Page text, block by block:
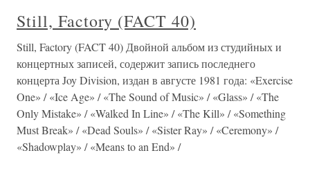
Still, Factory (FACT 40)
Still, Factory (FACT 40) Двойной альбом из студийных и
концертных записей, содержит запись последнего
концерта Joy Division, издан в августе 1981 года: «Exercise
One» / «Ice Age» / «The Sound of Music» / «Glass» / «The
Only Mistake» / «Walked In Line» / «The Kill» / «Something
Must Break» / «Dead Souls» / «Sister Ray» / «Ceremony» /
«Shadowplay» / «Means to an End» /